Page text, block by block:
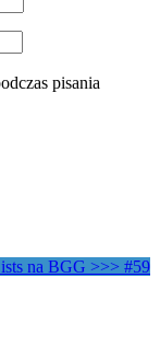
pisania
na BGG >>> #59